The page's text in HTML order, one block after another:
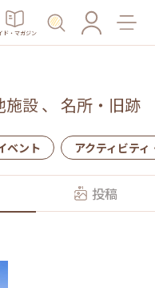
ド・マガジン
施設、 名所・旧跡
ベント アクティビティ
投稿